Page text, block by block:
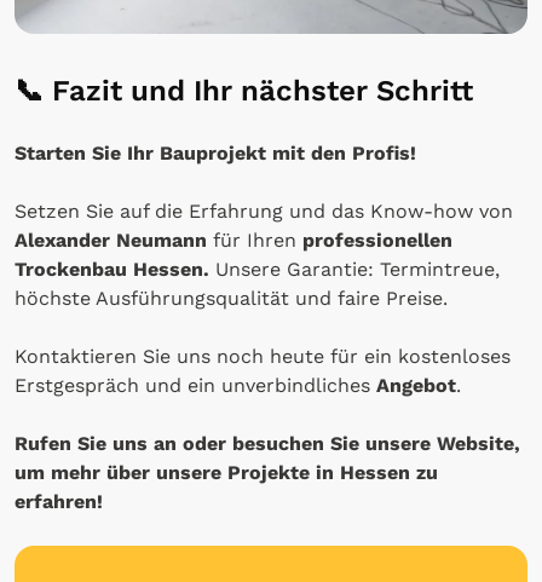
📞 Fazit und Ihr nächster Schritt
Starten Sie Ihr Bauprojekt mit den Profis!
Setzen Sie auf die Erfahrung und das Know-how von
Alexander Neumann für Ihren professionellen
Trockenbau Hessen. Unsere Garantie: Termintreue,
höchste Ausführungsqualität und faire Preise.
Kontaktieren Sie uns noch heute für ein kostenloses
Erstgespräch und ein unverbindliches Angebot.
Rufen Sie uns an oder besuchen Sie unsere Website,
um mehr über unsere Projekte in Hessen zu
erfahren!